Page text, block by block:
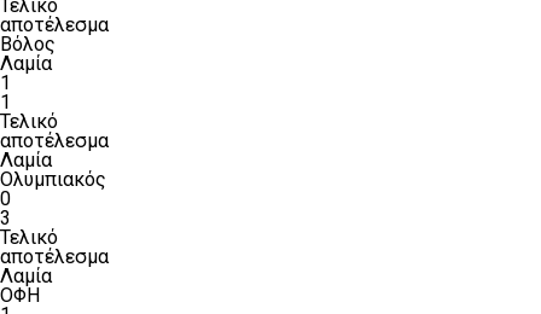
Τελικό
αποτέλεσμα
Βόλος
Λαμία
1
1
Τελικό
αποτέλεσμα
Λαμία
Ολυμπιακός
0
3
Τελικό
αποτέλεσμα
Λαμία
ΟΦΗ